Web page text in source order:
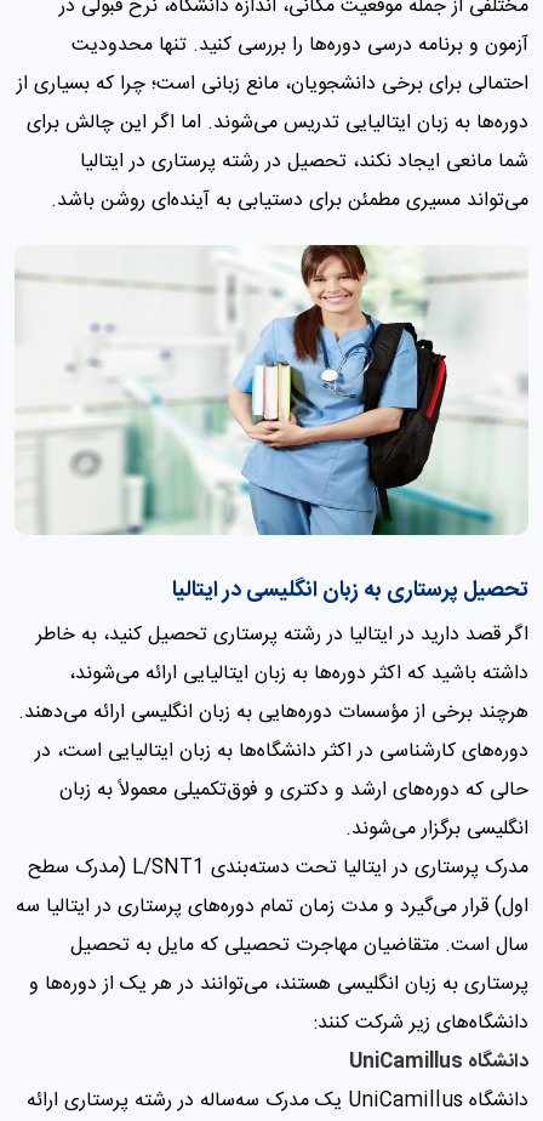
مختلفی از جمله موقعیت مکانی، اندازه دانشگاه، نرخ قبولی در
آزمون و برنامه درسی دوره‌ها را بررسی کنید. تنها محدودیت
احتمالی برای برخی دانشجویان، مانع زبانی است؛ چرا که بسیاری از
دوره‌ها به زبان ایتالیایی تدریس می‌شوند. اما اگر این چالش برای
شما مانعی ایجاد نکند، تحصیل در رشته پرستاری در ایتالیا
می‌تواند مسیری مطمئن برای دستیابی به آینده‌ای روشن باشد.
تحصیل پرستاری به زبان انگلیسی در ایتالیا
اگر قصد دارید در ایتالیا در رشته پرستاری تحصیل کنید، به خاطر
داشته باشید که اکثر دوره‌ها به زبان ایتالیایی ارائه می‌شوند،
هرچند برخی از مؤسسات دوره‌هایی به زبان انگلیسی ارائه می‌دهند.
دوره‌های کارشناسی در اکثر دانشگاه‌ها به زبان ایتالیایی است، در
حالی که دوره‌های ارشد و دکتری و فوق‌تکمیلی معمولاً به زبان
انگلیسی برگزار می‌شوند.
مدرک پرستاری در ایتالیا تحت دسته‌بندی L/SNT1 (مدرک سطح
اول) قرار می‌گیرد و مدت زمان تمام دوره‌های پرستاری در ایتالیا سه
سال است. متقاضیان مهاجرت تحصیلی که مایل به تحصیل
پرستاری به زبان انگلیسی هستند، می‌توانند در هر یک از دوره‌ها و
دانشگاه‌های زیر شرکت کنند:
دانشگاه UniCamillus
دانشگاه UniCamillus یک مدرک سه‌ساله در رشته پرستاری ارائه